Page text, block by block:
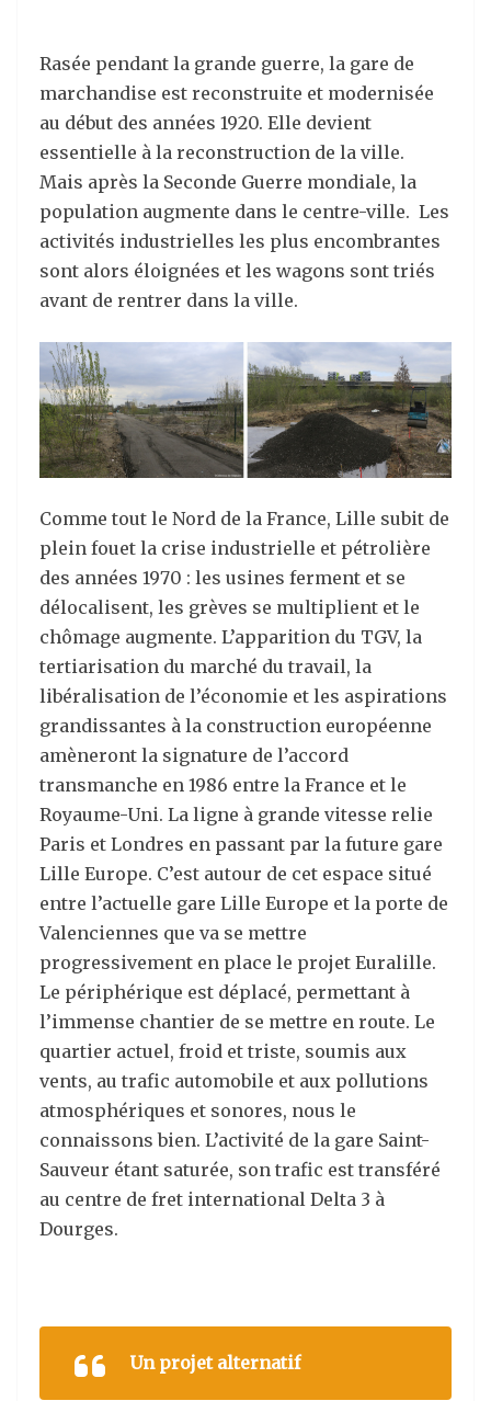
Rasée pendant la grande guerre, la gare de
marchandise est reconstruite et modernisée
au début des années 1920. Elle devient
essentielle à la reconstruction de la ville.
Mais après la Seconde Guerre mondiale, la
population augmente dans le centre-ville. Les
activités industrielles les plus encombrantes
sont alors éloignées et les wagons sont triés
avant de rentrer dans la ville.
Comme tout le Nord de la France, Lille subit de
plein fouet la crise industrielle et pétrolière
des années 1970 : les usines ferment et se
délocalisent, les grèves se multiplient et le
chômage augmente. L’apparition du TGV, la
tertiarisation du marché du travail, la
libéralisation de l’économie et les aspirations
grandissantes à la construction européenne
amèneront la signature de l’accord
transmanche en 1986 entre la France et le
Royaume-Uni. La ligne à grande vitesse relie
Paris et Londres en passant par la future gare
Lille Europe. C’est autour de cet espace situé
entre l’actuelle gare Lille Europe et la porte de
Valenciennes que va se mettre
progressivement en place le projet Euralille.
Le périphérique est déplacé, permettant à
l’immense chantier de se mettre en route. Le
quartier actuel, froid et triste, soumis aux
vents, au trafic automobile et aux pollutions
atmosphériques et sonores, nous le
connaissons bien. L’activité de la gare Saint-
Sauveur étant saturée, son trafic est transféré
au centre de fret international Delta 3 à
Dourges.
Un projet alternatif